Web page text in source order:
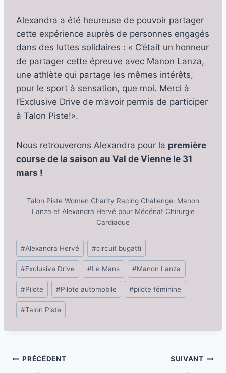
Alexandra a été heureuse de pouvoir partager
cette expérience auprès de personnes engagés
dans des luttes solidaires : « C’était un honneur
de partager cette épreuve avec Manon Lanza,
une athlète qui partage les mêmes intérêts,
pour le sport à sensation, que moi. Merci à
l’Exclusive Drive de m’avoir permis de participer
à Talon Piste!».
Nous retrouverons Alexandra pour la première
course de la saison au Val de Vienne le 31
mars !
Talon Piste Women Charity Racing Challenge: Manon
Lanza et Alexandra Hervé pour Mécénat Chirurgie
Cardiaque
Étiquettes
de
la
publication :
#Alexandra Hervé #circuit bugatti
#Exclusive Drive #Le Mans #Manon Lanza
#Pilote #Pilote automobile #pilote féminine
#Talon Piste
Navigation
PRÉCÉDENT SUIVANT